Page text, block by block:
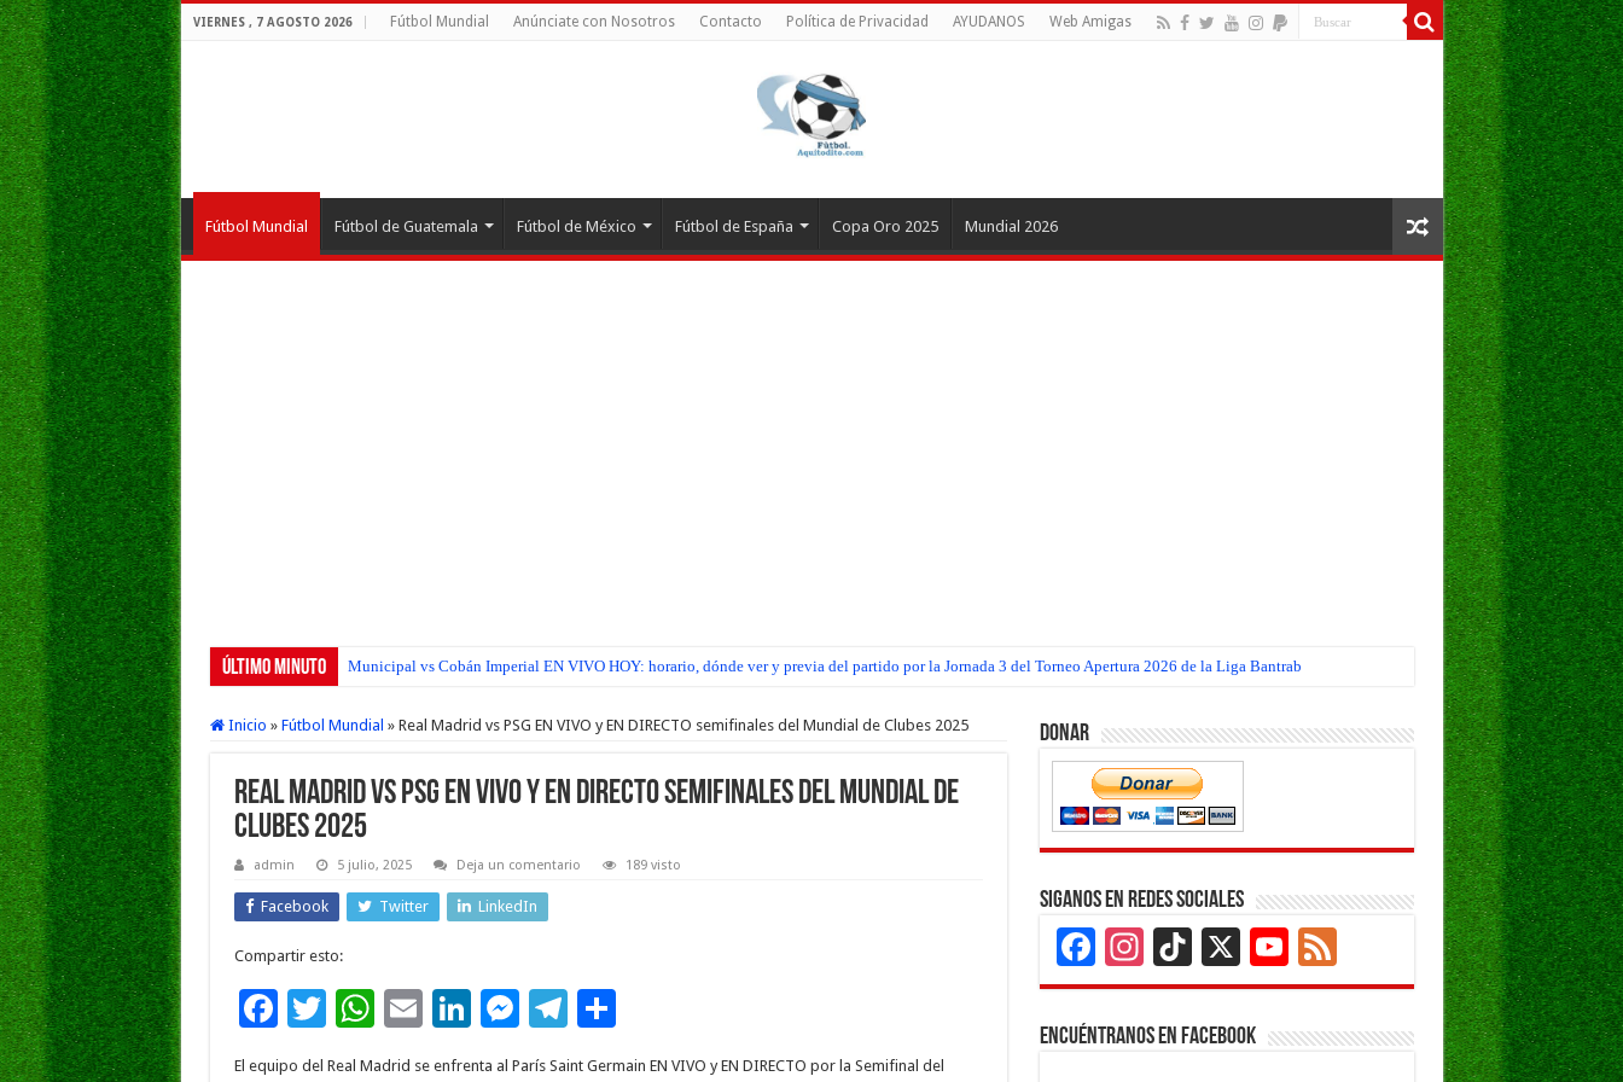
VIERNES , 7 AGOSTO 2026 Fútbol Mundial Anúnciate con Nosotros Contacto Política de Privacidad AYUDANOS Web Amigas
Fútbol Mundial Fútbol de Guatemala Fútbol de México Fútbol de España Copa Oro 2025 Mundial 2026
Último Minuto Municipal vs Cobán Imperial EN VIVO HOY: horario, dónde ver y previa del partido por la Jornada 3 del Torneo Apertura 2026 de la Liga Bantrab
Inicio » Fútbol Mundial » Real Madrid vs PSG EN VIVO y EN DIRECTO semifinales del Mundial de Clubes 2025
Real Madrid vs PSG EN VIVO y EN DIRECTO semifinales del Mundial de
Clubes 2025
admin 5 julio, 2025 Deja un comentario 189 visto
Facebook Twitter LinkedIn
Compartir esto:
F
ac
T
wi
W
h
E
m
Li M
es
T
el
C
o
El equipo del Real Madrid se enfrenta al París Saint Germain EN VIVO y EN DIRECTO por la Semifinal del
Donar
Siganos en Redes Sociales
Facebook
Instagram
TikTok
X YouTube
Channel
Feed
Encuéntranos en Facebook